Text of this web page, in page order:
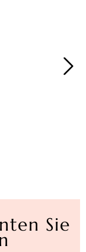
Sie